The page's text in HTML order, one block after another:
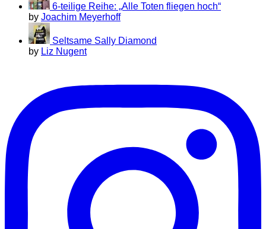
6-teilige Reihe: „Alle Toten fliegen hoch“
by Joachim Meyerhoff
Seltsame Sally Diamond
by Liz Nugent